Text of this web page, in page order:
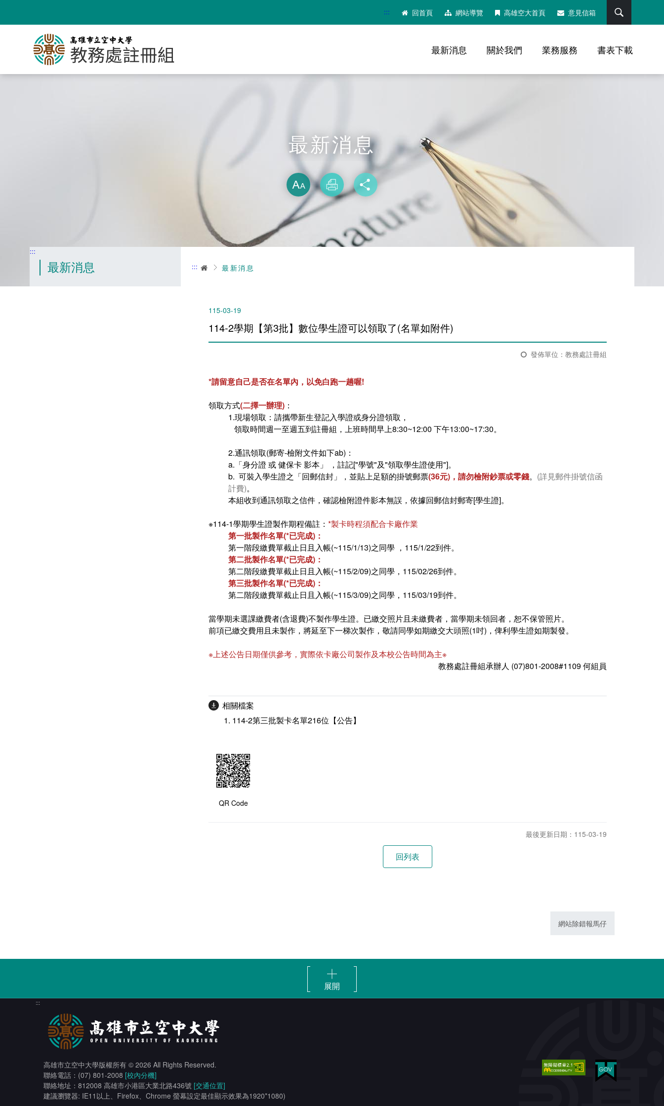
要
::: 回首頁 網站導覽 高雄空大首頁 意見信箱
最新消息 關於我們 業務服務 書表下載
最新消息
略過字型切換，社群分享工具列
放大
列印 分享
:::
最新消息 ::: 首頁最新消息
115-03-19
114-2學期【第3批】數位學生證可以領取了(名單如附件)​
發佈單位：教務處註冊組
*請留意自己是否在名單內，以免白跑一趟喔!
領取方式(二擇一辦理) ：
1.現場領取：請攜帶新生登記入學證或身分證領取，
領取時間週一至週五到註冊組，上班時間早上8:30~12:00 下午13:00~17:30。
2.通訊領取(郵寄-檢附文件如下ab)：
a.「身分證 或 健保卡 影本」 ，註記["學號"及"領取學生證使用"]。
b. 可裝入學生證之「回郵信封」，並貼上足額的掛號郵票(36元)，請勿檢附鈔票或零錢。 (詳見郵件掛號信函
計費)。
本組收到通訊領取之信件，確認檢附證件影本無誤，依據回郵信封郵寄[學生證]。
※114-1學期學生證製作期程備註： *製卡時程須配合卡廠作業
第一批製作名單(*已完成)：
第一階段繳費單截止日且入帳(~115/1/13)之同學 ，115/1/22到件。
第二批製作名單(*已完成)：
第二階段繳費單截止日且入帳(~115/2/09)之同學，115/02/26到件。
第三批製作名單(*已完成)：
第二階段繳費單截止日且入帳(~115/3/09)之同學，115/03/19到件。
當學期未選課繳費者(含退費)不製作學生證。已繳交照片且未繳費者，當學期未領回者，恕不保管照片。
前項已繳交費用且未製作，將延至下一梯次製作，敬請同學如期繳交大頭照(1吋)，俾利學生證如期製發。
※上述公告日期僅供參考，實際依卡廠公司製作及本校公告時間為主※
教務處註冊組承辦人 (07)801-2008#1109 何組員
相關檔案
114-2第三批製卡名單216位【公告】
QR Code
最後更新日期：115-03-19
網站除錯報馬仔
展開
:::
高雄市立空中大學版權所有 © 2026 All Rights Reserved.
聯絡電話：(07) 801-2008 [校內分機]
聯絡地址：812008 高雄市小港區大業北路436號 [交通位置]
建議瀏覽器: IE11以上、Firefox、Chrome 螢幕設定最佳顯示效果為1920*1080)